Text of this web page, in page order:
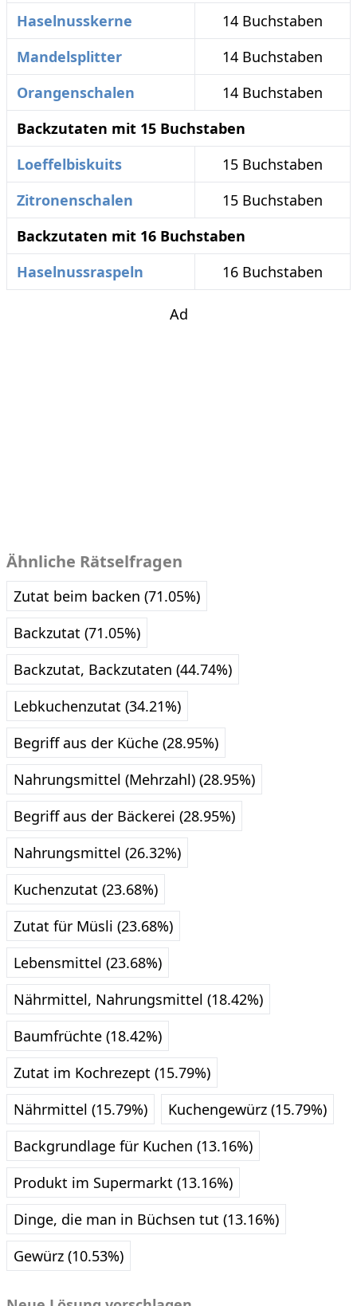
Haselnusskerne
14 Buchstaben
Mandelsplitter
14 Buchstaben
Orangenschalen
14 Buchstaben
Backzutaten mit 15 Buchstaben
Loeffelbiskuits
15 Buchstaben
Zitronenschalen
15 Buchstaben
Backzutaten mit 16 Buchstaben
Haselnussraspeln
16 Buchstaben
Ad
Ähnliche Rätselfragen
Zutat beim backen (71.05%)
Backzutat (71.05%)
Backzutat, Backzutaten (44.74%)
Lebkuchenzutat (34.21%)
Begriff aus der Küche (28.95%)
Nahrungsmittel (Mehrzahl) (28.95%)
Begriff aus der Bäckerei (28.95%)
Nahrungsmittel (26.32%)
Kuchenzutat (23.68%)
Zutat für Müsli (23.68%)
Lebensmittel (23.68%)
Nährmittel, Nahrungsmittel (18.42%)
Baumfrüchte (18.42%)
Zutat im Kochrezept (15.79%)
Nährmittel (15.79%)
Kuchengewürz (15.79%)
Backgrundlage für Kuchen (13.16%)
Produkt im Supermarkt (13.16%)
Dinge, die man in Büchsen tut (13.16%)
Gewürz (10.53%)